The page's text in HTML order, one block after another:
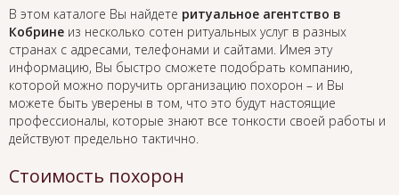
В этом каталоге Вы найдете ритуальное агентство в
Кобрине из несколько сотен ритуальных услуг в разных
странах с адресами, телефонами и сайтами. Имея эту
информацию, Вы быстро сможете подобрать компанию,
которой можно поручить организацию похорон – и Вы
можете быть уверены в том, что это будут настоящие
профессионалы, которые знают все тонкости своей работы и
действуют предельно тактично.
Стоимость похорон